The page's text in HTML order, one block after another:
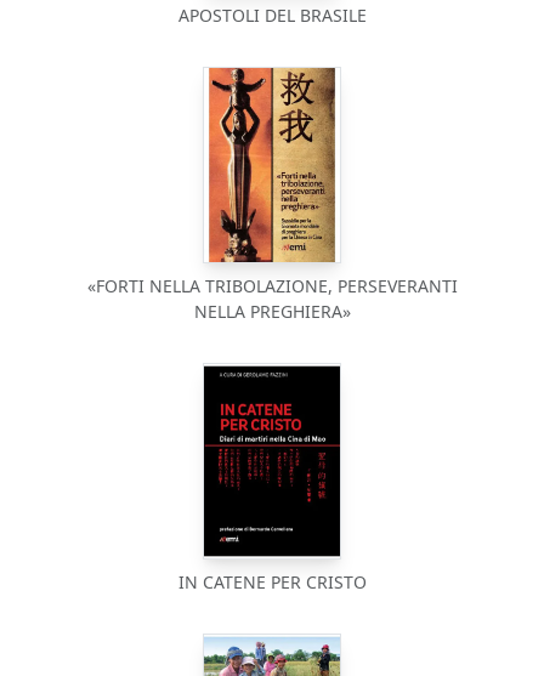
APOSTOLI DEL BRASILE
«FORTI NELLA TRIBOLAZIONE, PERSEVERANTI
NELLA PREGHIERA»
IN CATENE PER CRISTO